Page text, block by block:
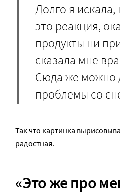
Долго я искала,
это реакция,
продукты ни
сказала мне
Сюда же можно
проблемы со
Так что картинка
радостная.
«Это же про